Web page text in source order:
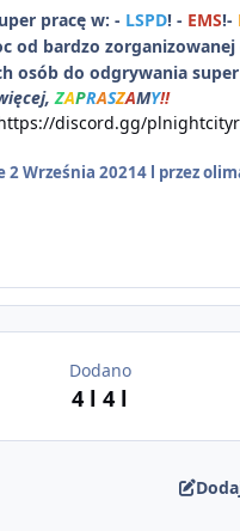
pracę w: - LSPD! - EMS!-
od bardzo
osób do odgrywania
ZAPRASZAMY!!
discord.gg/
2 Września 20214 l przez
Dodano
4 l4 l